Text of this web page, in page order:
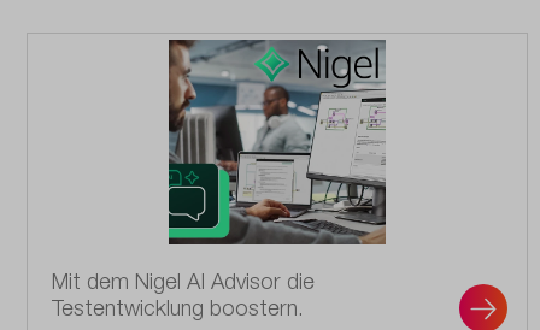
Mit dem Nigel AI Advisor die
Testentwicklung boostern.